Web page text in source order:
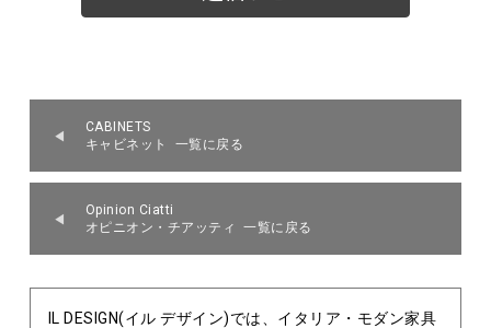
CABINETS
キャビネット 一覧に戻る
Opinion Ciatti
オピニオン・チアッティ 一覧に戻る
IL DESIGN(イル デザイン)では、イタリア・モダン家具